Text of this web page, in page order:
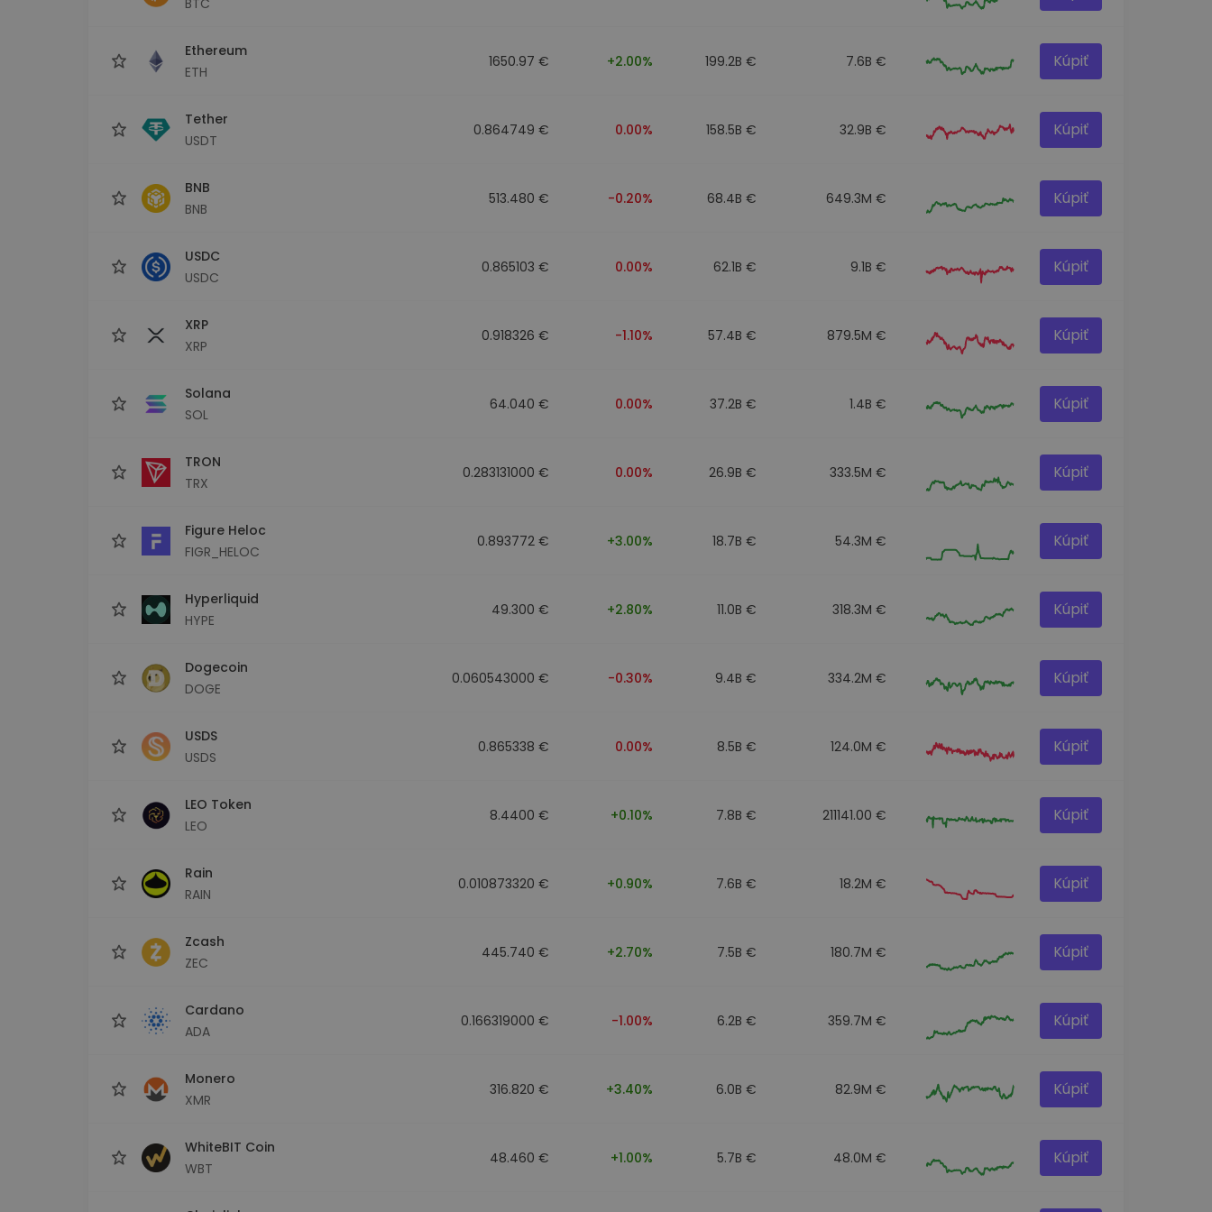
Ethereum
ETH
1650.97 € +2.00% 199.2B € 7.6B € Kúpiť
Tether
USDT
0.864749 € 0.00% 158.5B € 32.9B € Kúpiť
BNB
BNB
513.480 € -0.20% 68.4B € 649.3M € Kúpiť
USDC
USDC
0.865103 € 0.00% 62.1B € 9.1B € Kúpiť
XRP
XRP
0.918326 € -1.10% 57.4B € 879.5M € Kúpiť
Solana
SOL
64.040 € 0.00% 37.2B € 1.4B € Kúpiť
TRON
TRX
0.283131000 € 0.00% 26.9B € 333.5M € Kúpiť
Figure Heloc
FIGR_HELOC
0.893772 € +3.00% 18.7B € 54.3M € Kúpiť
Hyperliquid
HYPE
49.300 € +2.80% 11.0B € 318.3M € Kúpiť
Dogecoin
DOGE
0.060543000 € -0.30% 9.4B € 334.2M € Kúpiť
USDS
USDS
0.865338 € 0.00% 8.5B € 124.0M € Kúpiť
LEO Token
LEO
8.4400 € +0.10% 7.8B € 211141.00 € Kúpiť
Rain
RAIN
0.010873320 € +0.90% 7.6B € 18.2M € Kúpiť
Zcash
ZEC
445.740 € +2.70% 7.5B € 180.7M € Kúpiť
Cardano
ADA
0.166319000 € -1.00% 6.2B € 359.7M € Kúpiť
Monero
XMR
316.820 € +3.40% 6.0B € 82.9M € Kúpiť
WhiteBIT Coin
WBT
48.460 € +1.00% 5.7B € 48.0M € Kúpiť